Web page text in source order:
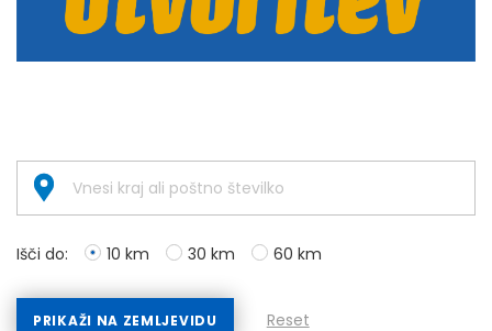
Išči do: 10 km 30 km 60 km
PRIKAŽI NA ZEMLJEVIDU Reset